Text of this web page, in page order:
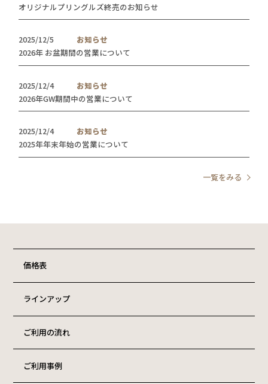
オリジナルプリングルズ終売のお知らせ
2025/12/5
お知らせ
2026年 お盆期間の営業について
2025/12/4
お知らせ
2026年GW期間中の営業について
2025/12/4
お知らせ
2025年年末年始の営業について
一覧をみる
価格表
ラインアップ
ご利用の流れ
ご利用事例